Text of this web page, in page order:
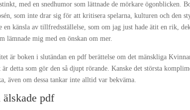
med en snedhumor som lättnade de mörkare ögonblicken.
som inte drar sig för att kritisera spelarna, kulturen och den
en känsla av tillfredsställelse, som om jag just hade ätit en rik,
lämnade mig med en önskan om mer.
är boken i slutändan en pdf berättelse om det mänskliga
är detta som gör den så djupt rörande. Kanske det största
även om dessa tankar inte alltid var bekväma.
pdf